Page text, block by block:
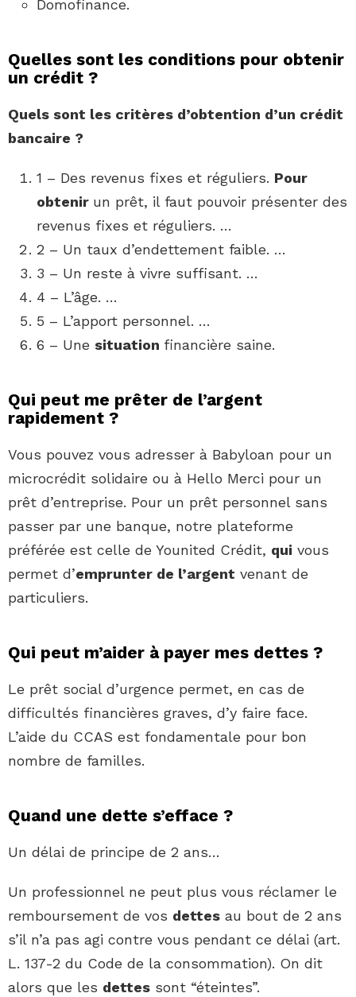
Domofinance.
Quelles sont les conditions pour obtenir
un crédit ?
Quels sont les critères d’obtention d’un crédit
bancaire ?
1 – Des revenus fixes et réguliers. Pour
obtenir un prêt, il faut pouvoir présenter des
revenus fixes et réguliers. …
2 – Un taux d’endettement faible. …
3 – Un reste à vivre suffisant. …
4 – L’âge. …
5 – L’apport personnel. …
6 – Une situation financière saine.
Qui peut me prêter de l’argent
rapidement ?
Vous pouvez vous adresser à Babyloan pour un
microcrédit solidaire ou à Hello Merci pour un
prêt d’entreprise. Pour un prêt personnel sans
passer par une banque, notre plateforme
préférée est celle de Younited Crédit, qui vous
permet d’emprunter de l’argent venant de
particuliers.
Qui peut m’aider à payer mes dettes ?
Le prêt social d’urgence permet, en cas de
difficultés financières graves, d’y faire face.
L’aide du CCAS est fondamentale pour bon
nombre de familles.
Quand une dette s’efface ?
Un délai de principe de 2 ans…
Un professionnel ne peut plus vous réclamer le
remboursement de vos dettes au bout de 2 ans
s’il n’a pas agi contre vous pendant ce délai (art.
L. 137-2 du Code de la consommation). On dit
alors que les dettes sont “éteintes”.